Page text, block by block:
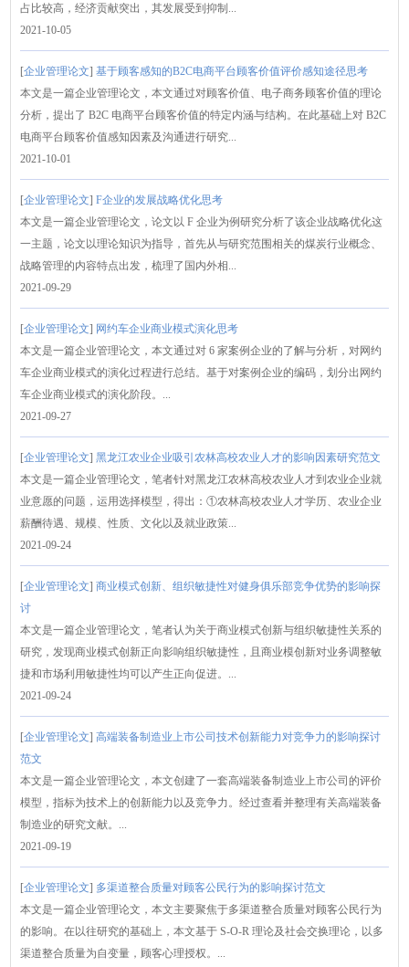
占比较高，经济贡献突出，其发展受到抑制...
2021-10-05
[企业管理论文]基于顾客感知的B2C电商平台顾客价值评价感知途径思考
本文是一篇企业管理论文，本文通过对顾客价值、电子商务顾客价值的理论
分析，提出了 B2C 电商平台顾客价值的特定内涵与结构。在此基础上对 B2C
电商平台顾客价值感知因素及沟通进行研究...
2021-10-01
[企业管理论文]F企业的发展战略优化思考
本文是一篇企业管理论文，论文以 F 企业为例研究分析了该企业战略优化这
一主题，论文以理论知识为指导，首先从与研究范围相关的煤炭行业概念、
战略管理的内容特点出发，梳理了国内外相...
2021-09-29
[企业管理论文] 网约车企业商业模式演化思考
本文是一篇企业管理论文，本文通过对 6 家案例企业的了解与分析，对网约
车企业商业模式的演化过程进行总结。基于对案例企业的编码，划分出网约
车企业商业模式的演化阶段。...
2021-09-27
[企业管理论文]黑龙江农业企业吸引农林高校农业人才的影响因素研究范文
本文是一篇企业管理论文，笔者针对黑龙江农林高校农业人才到农业企业就
业意愿的问题，运用选择模型，得出：①农林高校农业人才学历、农业企业
薪酬待遇、规模、性质、文化以及就业政策...
2021-09-24
[企业管理论文]商业模式创新、组织敏捷性对健身俱乐部竞争优势的影响探
讨
本文是一篇企业管理论文，笔者认为关于商业模式创新与组织敏捷性关系的
研究，发现商业模式创新正向影响组织敏捷性，且商业模创新对业务调整敏
捷和市场利用敏捷性均可以产生正向促进。...
2021-09-24
[企业管理论文]高端装备制造业上市公司技术创新能力对竞争力的影响探讨
范文
本文是一篇企业管理论文，本文创建了一套高端装备制造业上市公司的评价
模型，指标为技术上的创新能力以及竞争力。经过查看并整理有关高端装备
制造业的研究文献。...
2021-09-19
[企业管理论文] 多渠道整合质量对顾客公民行为的影响探讨范文
本文是一篇企业管理论文，本文主要聚焦于多渠道整合质量对顾客公民行为
的影响。在以往研究的基础上，本文基于 S-O-R 理论及社会交换理论，以多
渠道整合质量为自变量，顾客心理授权。...